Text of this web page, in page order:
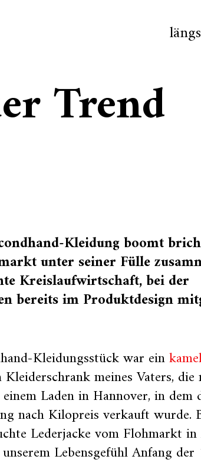
längs
Trend
Kleidung boomt
unter seiner Fülle
Kreislaufwirtschaft, bei der
bereits im Produktdesign
Kleidungsstück war ein
Kleiderschrank meines Vaters, die
Laden in Hannover, in dem
nach Kilopreis verkauft wurde.
Lederjacke vom Flohmarkt in
Lebensgefühl Anfang der